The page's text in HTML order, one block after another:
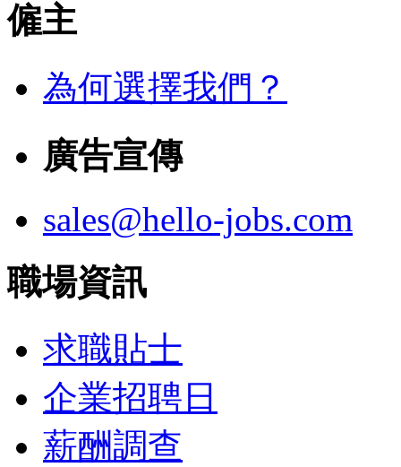
僱主
為何選擇我們？
廣告宣傳
sales@hello-jobs.com
職場資訊
求職貼士
企業招聘日
薪酬調查